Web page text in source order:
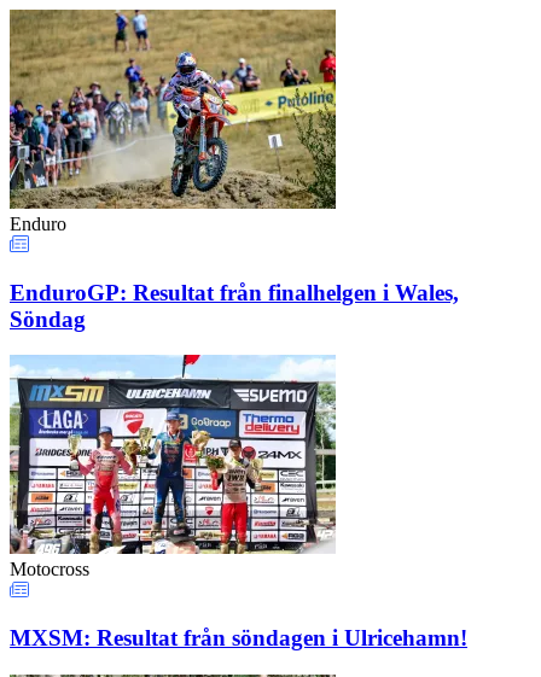
Enduro
EnduroGP: Resultat från finalhelgen i Wales,
Söndag
Motocross
MXSM: Resultat från söndagen i Ulricehamn!